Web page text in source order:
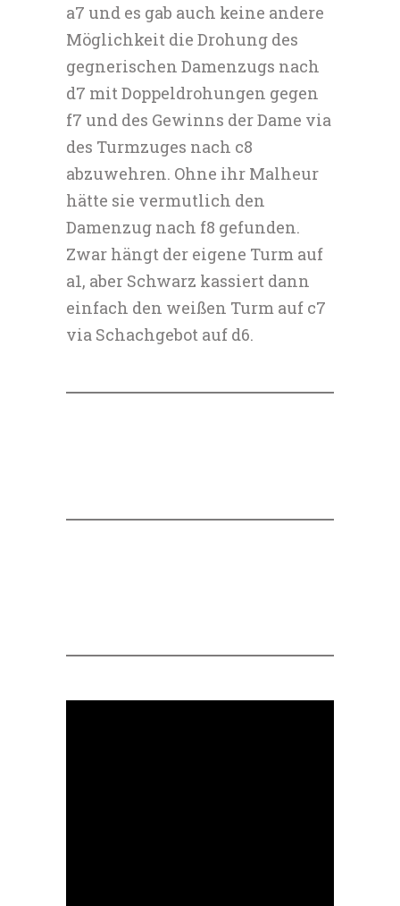
a7 und es gab auch keine andere
Möglichkeit die Drohung des
gegnerischen Damenzugs nach
d7 mit Doppeldrohungen gegen
f7 und des Gewinns der Dame via
des Turmzuges nach c8
abzuwehren. Ohne ihr Malheur
hätte sie vermutlich den
Damenzug nach f8 gefunden.
Zwar hängt der eigene Turm auf
a1, aber Schwarz kassiert dann
einfach den weißen Turm auf c7
via Schachgebot auf d6.